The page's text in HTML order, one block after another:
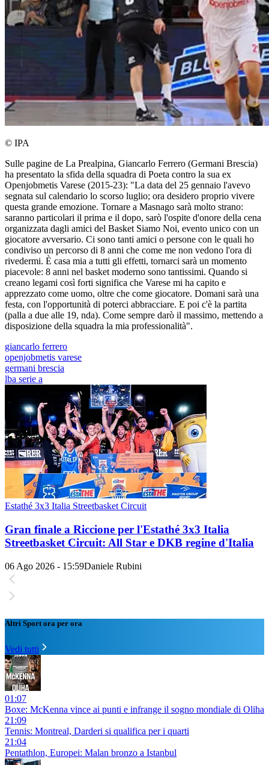
© IPA
Sulle pagine de La Prealpina, Giancarlo Ferrero (Germani Brescia)
ha presentato la sfida della squadra di Poeta contro la sua ex
Openjobmetis Varese (2015-23): "La data del 25 gennaio l'avevo
segnata sul calendario lo scorso luglio; ora desidero proprio vivere
questa grande emozione. Tornare a Masnago sarà molto strano:
saranno particolari il prima e il dopo, sarò l'ospite d'onore della cena
organizzata dagli amici del Basket Siamo Noi, evento unico con un
giocatore avversario. Ci sono tanti amici o persone con le quali ho
condiviso un percorso di 8 anni che come me non vedono l'ora di
rivedermi. È casa mia a tutti gli effetti, tornarci sarà un momento
piacevole: 8 anni nel basket moderno sono tantissimi. Quando si
creano legami così forti significa che Varese mi ha capito e
apprezzato come uomo, oltre che come giocatore. Domani sarà una
festa, con l'opportunità di poterci abbracciare. E poi c'è la partita
(palla a due alle 19, nda). Come sempre darò il massimo, mettendo a
disposizione della squadra la mia professionalità".
giancarlo ferrero
openjobmetis varese
germani brescia
lba serie a
Estathé 3x3 Italia Streetbasket Circuit
Gran finale a Riccione per l'Estathé 3x3 Italia
Streetbasket Circuit: All Star e DKB regine d'Italia
06 Ago 2026 - 15:59Daniele Rubini
Altri Sport ora per ora
Vedi tutti
01:07
Boxe: McKenna vince ai punti e infrange il sogno mondiale di Oliha
21:09
Tennis: Montreal, Darderi si qualifica per i quarti
21:04
Pentathlon, Europei: Malan bronzo a Istanbul